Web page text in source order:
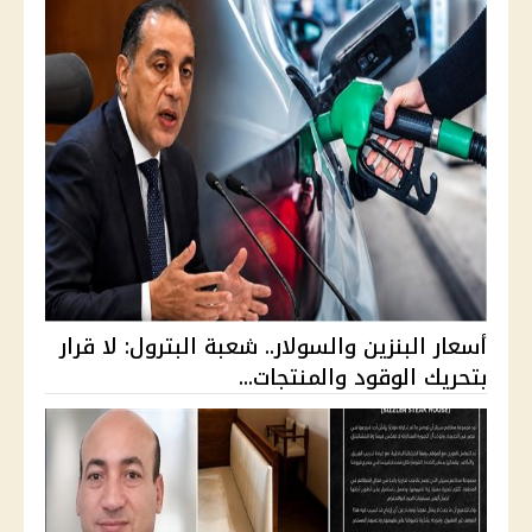
أسعار البنزين والسولار.. شعبة البترول: لا قرار
بتحريك الوقود والمنتجات...